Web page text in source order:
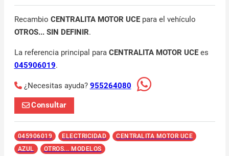
Recambio CENTRALITA MOTOR UCEpara el vehículo
OTROS... SIN DEFINIR.
La referencia principal para CENTRALITA MOTOR UCEes
045906019.
¿Necesitas ayuda? 955264080
Consultar
045906019 ELECTRICIDAD
CENTRALITA MOTOR UCE
AZUL
OTROS... MODELOS